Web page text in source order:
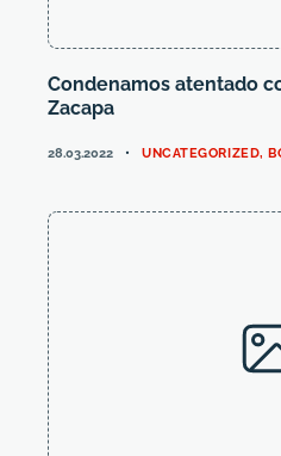
Condenamos atentado
Zacapa
28.03.2022 CATEGORIES
UNCATEGORIZED,